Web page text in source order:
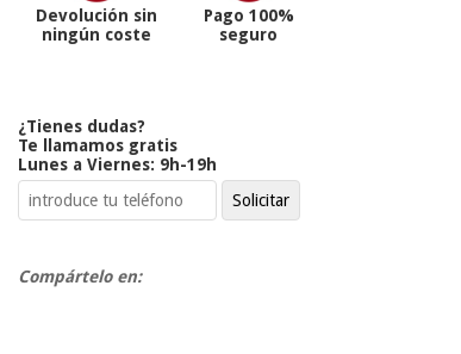
Devolución sin
ningún coste
Pago 100%
seguro
¿Tienes dudas?
Te llamamos gratis
Lunes a Viernes: 9h-19h
Compártelo en: